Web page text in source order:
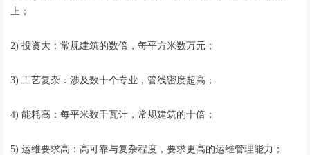
上；
2) 投资大：常规建筑的数倍，每平方米数万元；
3) 工艺复杂：涉及数十个专业，管线密度超高；
4) 能耗高：每平米数千瓦计，常规建筑的十倍；
5) 运维要求高：高可靠与复杂程度，要求更高的运维管理能力；